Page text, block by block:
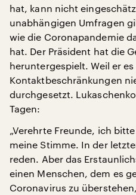
hat, kann nicht
unabhängigen Umfragen
wie die Coronapandemie
hat. Der Präsident hat die
heruntergespielt. Weil er
Kontaktbeschränkungen
durchgesetzt.
Tagen:
„Verehrte Freunde, ich
meine Stimme. In der
reden. Aber das
einen Menschen, dem es
Coronavirus zu